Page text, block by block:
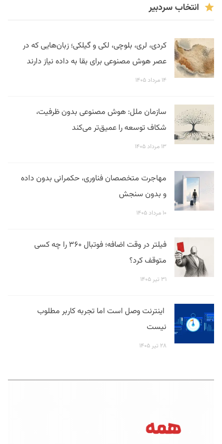
انتخاب سردبیر
کردی، لری، بلوچی، لکی و گیلکی؛ زبان‌هایی که در
عصر هوش مصنوعی برای بقا به داده نیاز دارند
۱۴ مرداد ۱۴۰۵
سازمان ملل: هوش مصنوعی بدون ظرفیت،
شکاف توسعه را عمیق‌تر می‌کند
۱۳ مرداد ۱۴۰۵
مهاجرت متخصصان فناوری، حکمرانی بدون داده
و بدون سنجش
۱۰ مرداد ۱۴۰۵
فیلتر در وقت اضافه؛ فوتبال ۳۶۰ را چه کسی
متوقف کرد؟
۳۱ تیر ۱۴۰۵
اینترنت وصل است اما تجربه کاربر مطلوب
نیست
۲۸ تیر ۱۴۰۵